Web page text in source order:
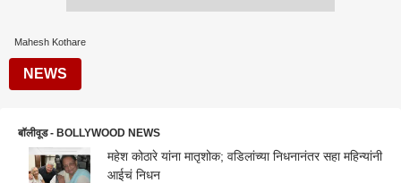
Mahesh Kothare
NEWS
बॉलीवूड - BOLLYWOOD NEWS
महेश कोठारे यांना मातृशोक; वडिलांच्या निधनानंतर सहा महिन्यांनी
आईचं निधन